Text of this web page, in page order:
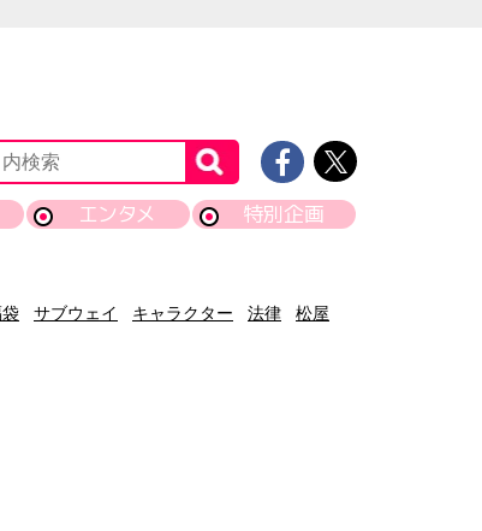
エンタメ 特別企画
サブウェイ キャラクター 法律
松屋